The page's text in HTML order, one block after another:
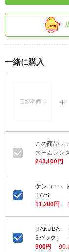
一緒に購入
カ
ズームレン
243,100円
ケンコー・
T77S
11,280円
HAKUBA
3パック）
900円
90